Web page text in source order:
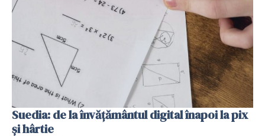
Suedia: de la învățământul digital înapoi la pix
și hârtie